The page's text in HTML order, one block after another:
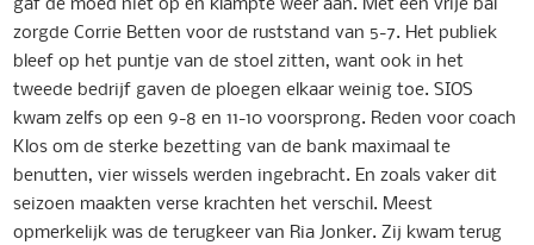
zorgde Corrie Betten voor de ruststand van 5-7. Het publiek
bleef op het puntje van de stoel zitten, want ook in het
tweede bedrijf gaven de ploegen elkaar weinig toe. SIOS
kwam zelfs op een 9-8 en 11-10 voorsprong. Reden voor coach
Klos om de sterke bezetting van de bank maximaal te
benutten, vier wissels werden ingebracht. En zoals vaker dit
seizoen maakten verse krachten het verschil. Meest
opmerkelijk was de terugkeer van Ria Jonker. Zij kwam terug